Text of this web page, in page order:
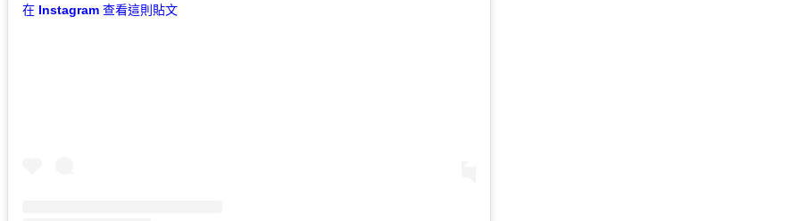
在 Instagram 查看這則貼文